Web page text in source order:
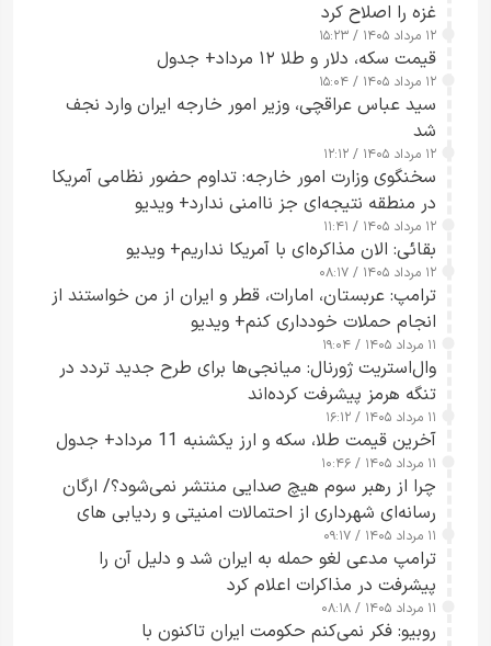
غزه را اصلاح کرد
۱۲ مرداد ۱۴۰۵ / ۱۵:۲۳
قیمت سکه، دلار و طلا ۱۲ مرداد+ جدول
۱۲ مرداد ۱۴۰۵ / ۱۵:۰۴
سید عباس عراقچی، وزیر امور خارجه ایران وارد نجف
شد
۱۲ مرداد ۱۴۰۵ / ۱۲:۱۲
سخنگوی وزارت امور خارجه: تداوم حضور نظامی آمریکا
در منطقه نتیجه‌ای جز ناامنی ندارد+ ویدیو
۱۲ مرداد ۱۴۰۵ / ۱۱:۴۱
بقائی: الان مذاکره‌ای با آمریکا نداریم+ ویدیو
۱۲ مرداد ۱۴۰۵ / ۰۸:۱۷
ترامپ: عربستان، امارات، قطر و ایران از من خواستند از
انجام حملات خودداری کنم+ ویدیو
۱۱ مرداد ۱۴۰۵ / ۱۹:۰۴
وال‌استریت ژورنال: میانجی‌ها برای طرح جدید تردد در
تنگه هرمز پیشرفت کرده‌اند
۱۱ مرداد ۱۴۰۵ / ۱۶:۱۲
آخرین قیمت طلا، سکه و ارز یکشنبه 11 مرداد+ جدول
۱۱ مرداد ۱۴۰۵ / ۱۰:۴۶
چرا از رهبر سوم هیچ صدایی منتشر نمی‌شود؟/ ارگان
رسانه‌ای شهرداری از احتمالات امنیتی و ردیابی های
جاسوسی گفت
۱۱ مرداد ۱۴۰۵ / ۰۹:۱۷
ترامپ مدعی لغو حمله به ایران شد و دلیل آن را
پیشرفت در مذاکرات اعلام کرد
۱۱ مرداد ۱۴۰۵ / ۰۸:۱۸
روبیو: فکر نمی‌کنم حکومت ایران تاکنون با